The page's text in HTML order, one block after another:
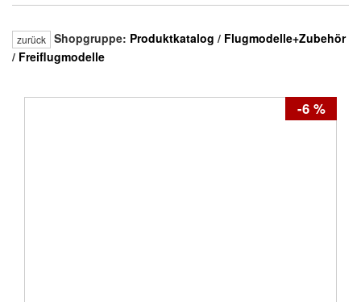
zurück Shopgruppe: Produktkatalog / Flugmodelle+Zubehör
/ Freiflugmodelle
-6 %